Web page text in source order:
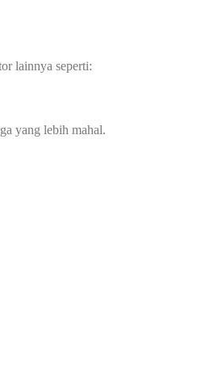
lainnya seperti:
yang lebih mahal.